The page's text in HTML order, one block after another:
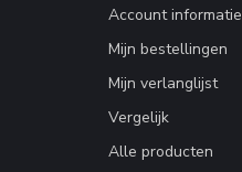
Account informatie
Mijn bestellingen
Mijn verlanglijst
Vergelijk
Alle producten